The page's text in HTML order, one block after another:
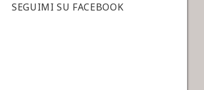
SEGUIMI SU FACEBOOK